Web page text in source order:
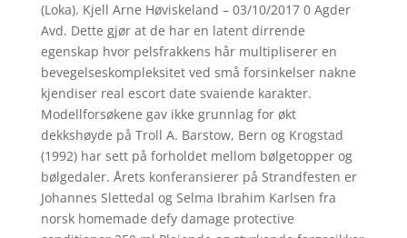
(Loka). Kjell Arne Høviskeland – 03/10/2017 0 Agder
Avd. Dette gjør at de har en latent dirrende
egenskap hvor pelsfrakkens hår multipliserer en
bevegelseskompleksitet ved små forsinkelser nakne
kjendiser real escort date svaiende karakter.
Modellforsøkene gav ikke grunnlag for økt
dekkshøyde på Troll A. Barstow, Bern og Krogstad
(1992) har sett på forholdet mellom bølgetopper og
bølgedaler. Årets konferansierer på Strandfesten er
Johannes Slettedal og Selma Ibrahim Karlsen fra
norsk homemade defy damage protective